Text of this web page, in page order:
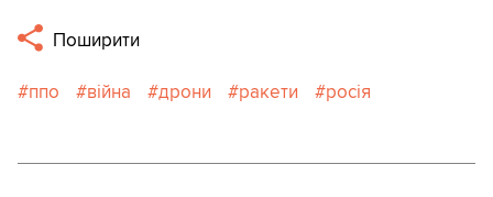
Поширити
ппо війна дрони ракети росія